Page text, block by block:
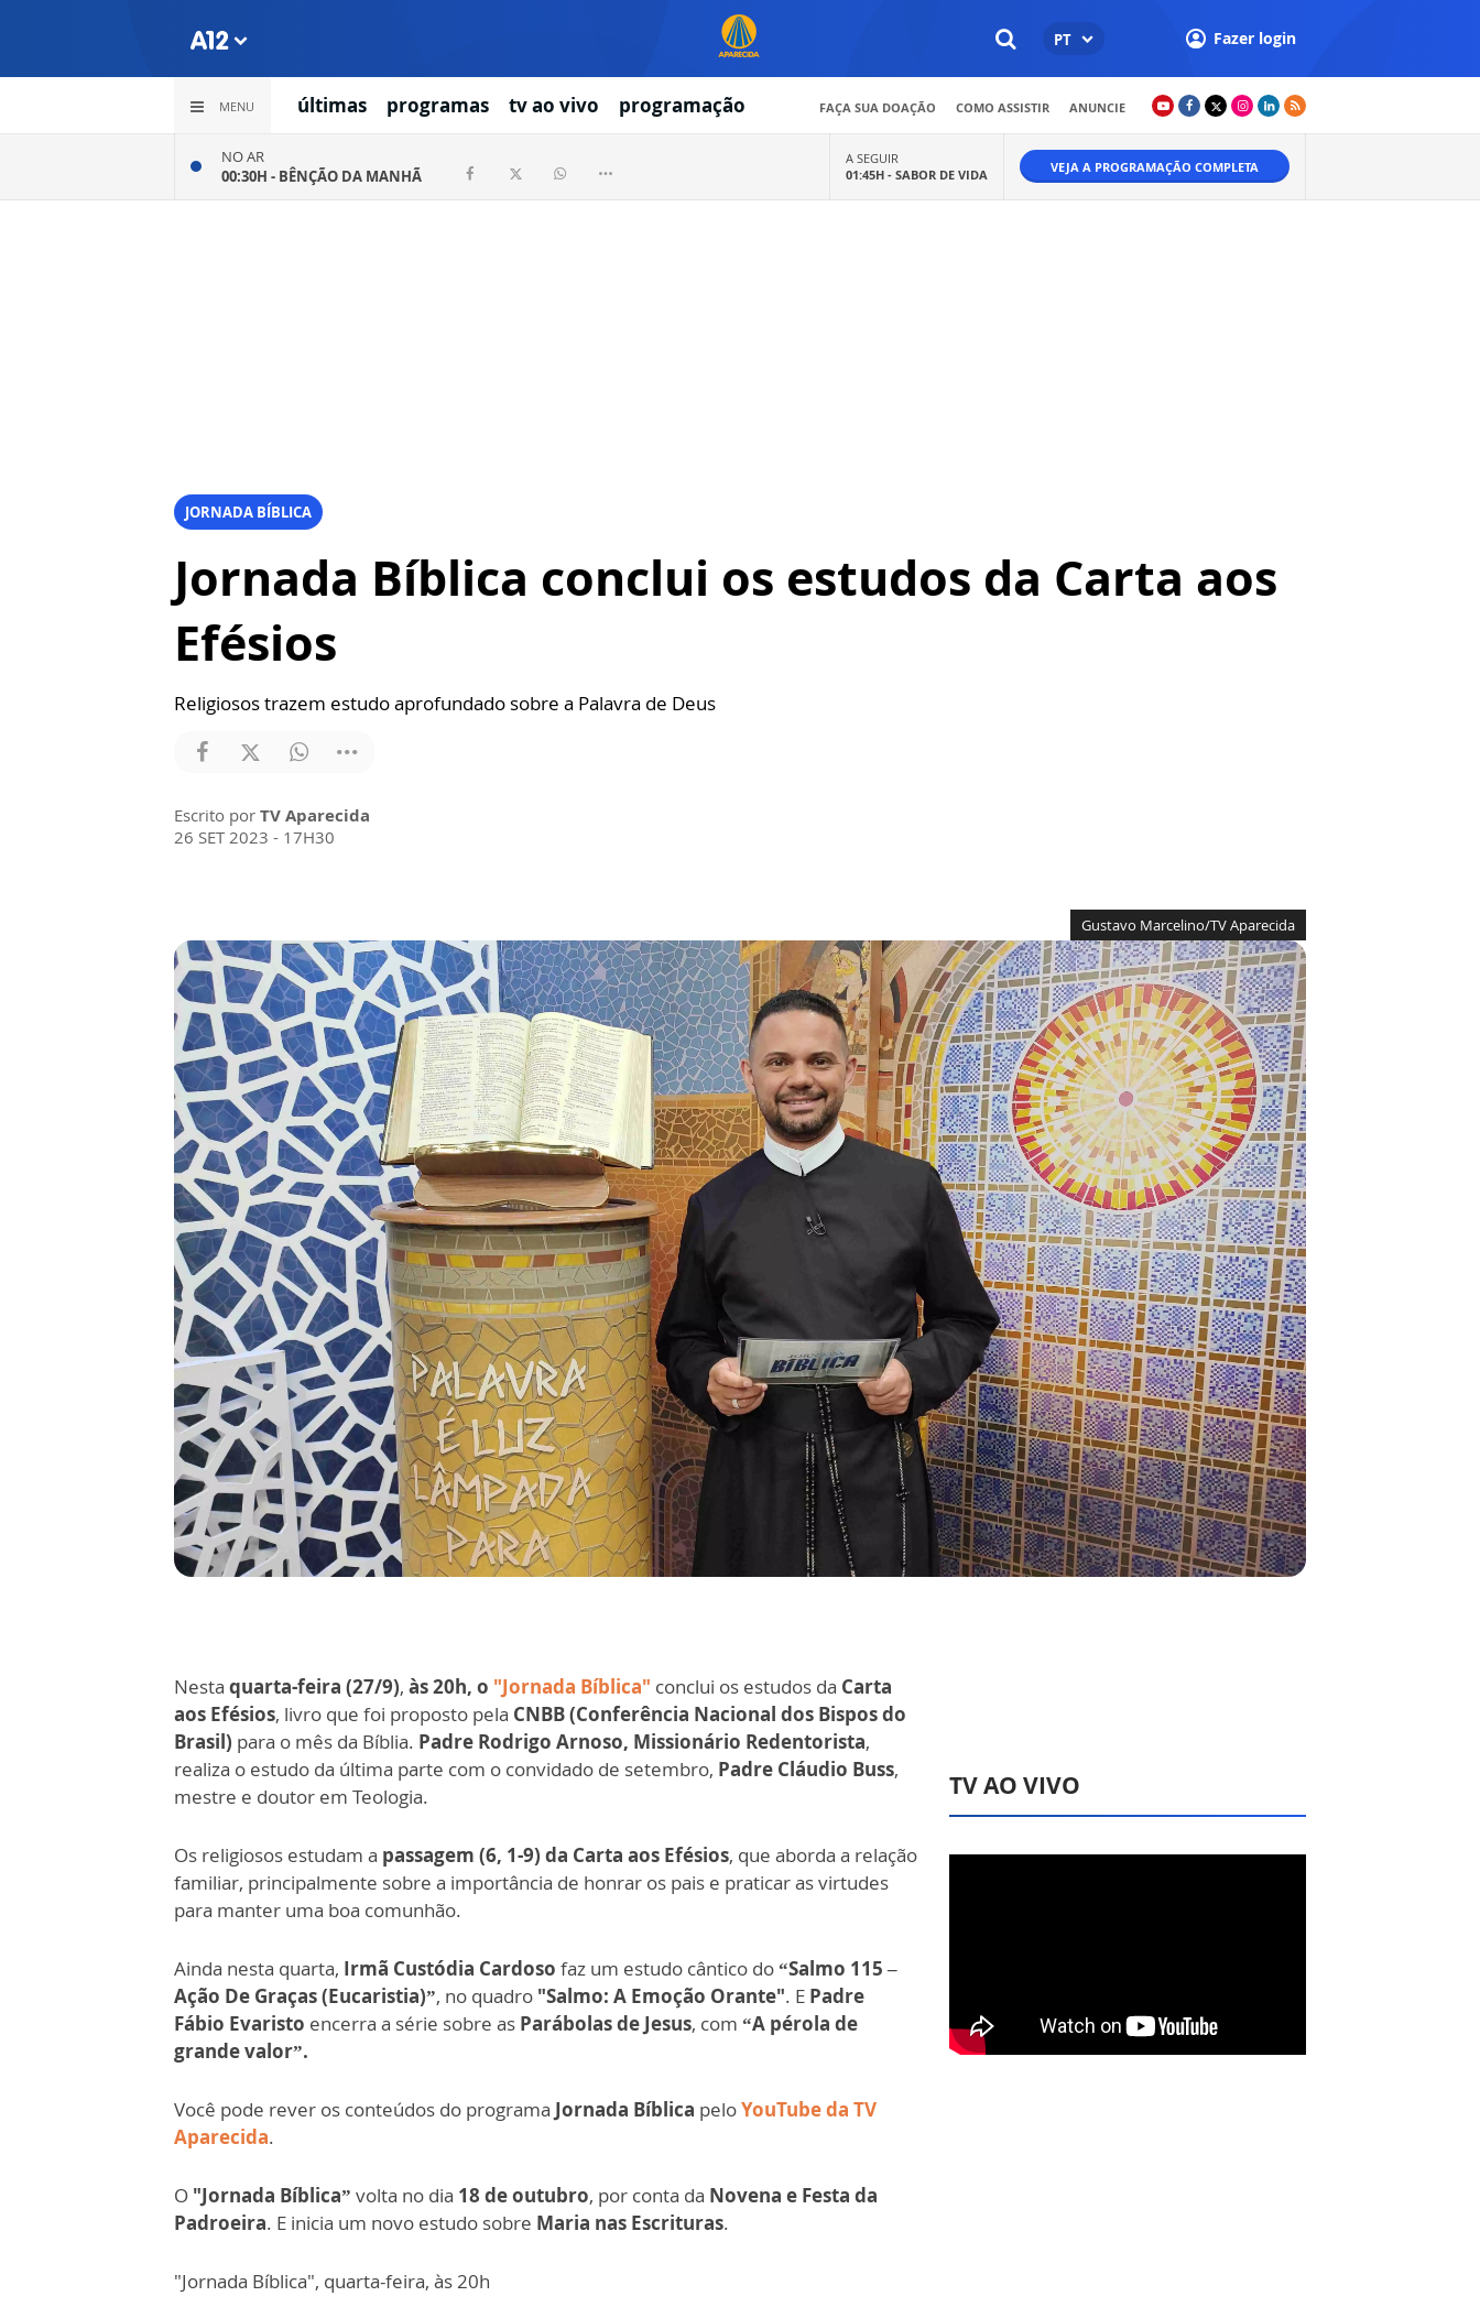
PT Fazer login
MENU últimas programas tv ao vivo programação FAÇA SUA DOAÇÃO COMO ASSISTIR ANUNCIE
NO AR
00:30H - BÊNÇÃO DA MANHÃ
A SEGUIR
01:45H - SABOR DE VIDA VEJA A PROGRAMAÇÃO COMPLETA
JORNADA BÍBLICA
Jornada Bíblica conclui os estudos da Carta aos
Efésios
Religiosos trazem estudo aprofundado sobre a Palavra de Deus
Escrito por TV Aparecida
26 SET 2023 - 17H30
Gustavo Marcelino/TV Aparecida
Nesta quarta-feira (27/9), às 20h, o "Jornada Bíblica" conclui os estudos da Carta
aos Efésios, livro que foi proposto pela CNBB (Conferência Nacional dos Bispos do
Brasil) para o mês da Bíblia. Padre Rodrigo Arnoso, Missionário Redentorista,
realiza o estudo da última parte com o convidado de setembro, Padre Cláudio Buss,
mestre e doutor em Teologia.
Os religiosos estudam a passagem (6, 1-9) da Carta aos Efésios, que aborda a relação
familiar, principalmente sobre a importância de honrar os pais e praticar as virtudes
para manter uma boa comunhão.
Ainda nesta quarta, Irmã Custódia Cardoso faz um estudo cântico do“Salmo 115 –
Ação De Graças (Eucaristia)”, no quadro "Salmo: A Emoção Orante". E Padre
Fábio Evaristo encerra a série sobre as Parábolas de Jesus, com “A pérola de
grande valor”.
Você pode rever os conteúdos do programa Jornada Bíblica peloYouTube da TV
Aparecida.
O "Jornada Bíblica” volta no dia 18 de outubro, por conta da Novena e Festa da
Padroeira. E inicia um novo estudo sobre Maria nas Escrituras.
"Jornada Bíblica", quarta-feira, às 20h
TV AO VIVO